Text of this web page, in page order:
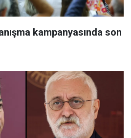
kampanyasında son